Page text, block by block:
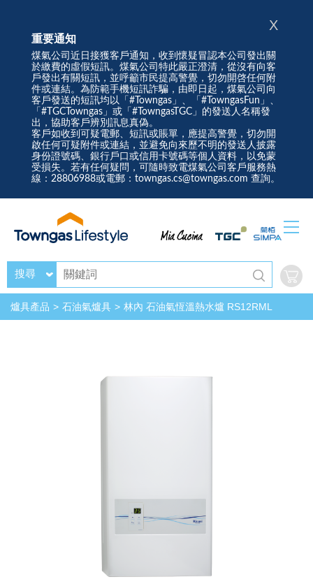
重要通知
煤氣公司近日接獲客戶通知，收到懷疑冒認本公司發出關
於繳費的虛假短訊。煤氣公司特此嚴正澄清，從沒有向客
戶發出有關短訊，並呼籲市民提高警覺，切勿開啓任何附
件或連結。為防範手機短訊詐騙，由即日起，煤氣公司向
客戶發送的短訊均以「#Towngas」、「#TowngasFun」、
「#TGCTowngas」或「#TowngasTGC」的發送人名稱發
出，協助客戶辨別訊息真偽。
客戶如收到可疑電郵、短訊或賬單，應提高警覺，切勿開
啟任何可疑附件或連結，並避免向來歷不明的發送人披露
身份證號碼、銀行戶口或信用卡號碼等個人資料，以免蒙
受損失。若有任何疑問，可隨時致電煤氣公司客戶服務熱
線：28806988或電郵：towngas.cs@towngas.com 查詢。
X
搜尋
爐具產品 石油氣爐具 林內 石油氣恆溫熱水爐 RS12RML